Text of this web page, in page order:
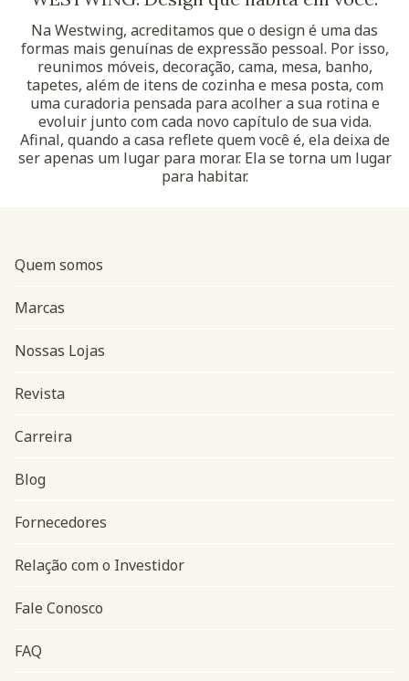
Na Westwing, acreditamos que o design é uma das
formas mais genuínas de expressão pessoal. Por isso,
reunimos móveis, decoração, cama, mesa, banho,
tapetes, além de itens de cozinha e mesa posta, com
uma curadoria pensada para acolher a sua rotina e
evoluir junto com cada novo capítulo de sua vida.
Afinal, quando a casa reflete quem você é, ela deixa de
ser apenas um lugar para morar. Ela se torna um lugar
para habitar.
Navegação do rodapé
Quem somos
Marcas
Nossas Lojas
Revista
Carreira
Blog
Fornecedores
Relação com o Investidor
Fale Conosco
FAQ